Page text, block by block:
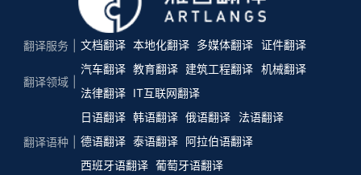
翻译服务 文档翻译 本地化翻译 多媒体翻译 证件翻译
翻译领域
汽车翻译 教育翻译 建筑工程翻译 机械翻译
法律翻译
IT互联网翻译
翻译语种
日语翻译 韩语翻译 俄语翻译
法语翻译
德语翻译 泰语翻译 阿拉伯语翻译
西班牙语翻译 葡萄牙语翻译